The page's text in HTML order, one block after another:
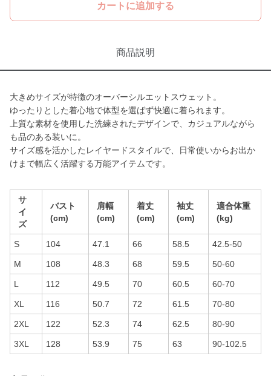
カートに追加する
商品説明
大きめサイズが特徴のオーバーシルエットスウェット。
ゆったりとした着心地で体型を選ばず快適に着られます。
上質な素材を使用した洗練されたデザインで、カジュアルながら
も品のある装いに。
サイズ感を活かしたレイヤードスタイルで、日常使いからお出か
けまで幅広く活躍する万能アイテムです。
サ
イ
ズ
バスト
(cm)
肩幅
(cm)
着丈
(cm)
袖丈
(cm)
適合体重
(kg)
S 104 47.1 66 58.5 42.5-50
M 108 48.3 68 59.5 50-60
L 112 49.5 70 60.5 60-70
XL 116 50.7 72 61.5 70-80
2XL 122 52.3 74 62.5 80-90
3XL 128 53.9 75 63 90-102.5